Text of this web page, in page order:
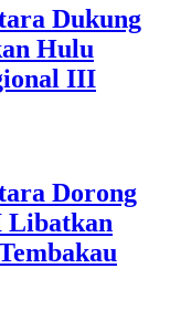
Dukung
Hulu
III
Dorong
Libatkan